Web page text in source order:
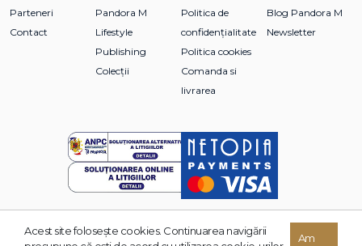
Parteneri
Contact
Pandora M
Lifestyle
Publishing
Colecții
Politica de
confidențialitate
Politica cookies
Comanda si
livrarea
Blog Pandora M
Newsletter
© 2026 Grupul Editorial TREI. Toate drepturile rezervate.
Acest site foloseşte cookies. Continuarea navigării
Am